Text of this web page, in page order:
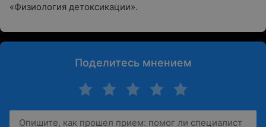
«Физиология детоксикации».
Поделитесь мнением